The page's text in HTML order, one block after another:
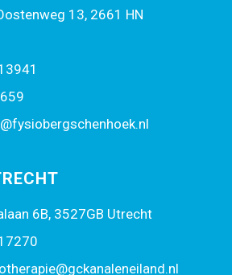
13, 2661 HN
6B, 3527GB Utrecht